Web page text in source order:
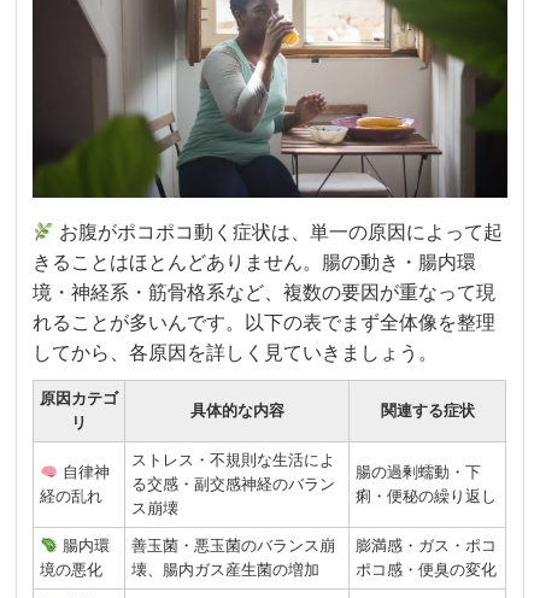
お腹がポコポコ動く症状は、単一の原因によって起
きることはほとんどありません。腸の動き・腸内環
境・神経系・筋骨格系など、複数の要因が重なって現
れることが多いんです。以下の表でまず全体像を整理
してから、各原因を詳しく見ていきましょう。
原因カテゴ
リ
具体的な内容 関連する症状
自律神
経の乱れ
ストレス・不規則な生活によ
る交感・副交感神経のバラン
ス崩壊
腸の過剰蠕動・下
痢・便秘の繰り返し
腸内環
境の悪化
善玉菌・悪玉菌のバランス崩
壊、腸内ガス産生菌の増加
膨満感・ガス・ポコ
ポコ感・便臭の変化